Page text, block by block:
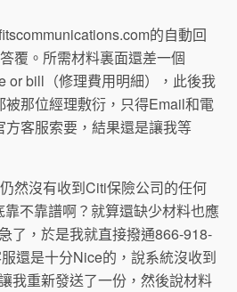
的自動回
覆。所需材料裏面還差一個
or bill（修理費用明細），此後我
被那位經理敷衍，只得Email和電
客服索要，結果還是讓我等
然沒有收到Citi保險公司的任何
不靠譜啊？就算還缺少材料也應
了，於是我就直接撥通866-918-
還是十分Nice的，說系統沒收到
我重新發送了一份，然後說材料